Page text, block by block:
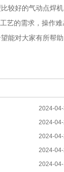
较好的气动点焊
艺的需求，操作
对大家有所帮
2024-
2024-
2024-
2024-
2024-